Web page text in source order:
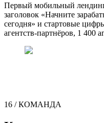
Первый мобильный
заголовок «Начните
сегодня» и стартовые
агентств-партнёров, 1 400
16 / КОМАНДА